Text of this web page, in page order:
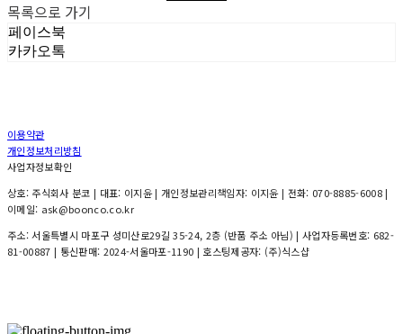
목록으로 가기
페이스북
카카오톡
이용약관
개인정보처리방침
사업자정보확인
상호: 주식회사 분코 | 대표: 이지윤 | 개인정보관리책임자: 이지윤 | 전화: 070-8885-6008 |
이메일: ask@boonco.co.kr
주소: 서울특별시 마포구 성미산로29길 35-24, 2층 (반품 주소 아님) | 사업자등록번호: 682-
81-00887 | 통신판매: 2024-서울마포-1190 | 호스팅제공자: (주)식스샵